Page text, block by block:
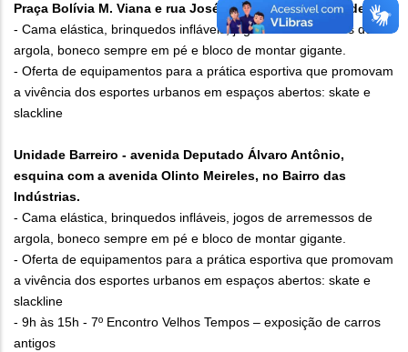
Praça Bolívia M. Viana e rua José Sérgio de Paula, Nordeste
- Cama elástica, brinquedos infláveis, jogos de arremessos de
argola, boneco sempre em pé e bloco de montar gigante.
- Oferta de equipamentos para a prática esportiva que promovam
a vivência dos esportes urbanos em espaços abertos: skate e
slackline
Unidade Barreiro - avenida Deputado Álvaro Antônio,
esquina com a avenida Olinto Meireles, no Bairro das
Indústrias.
- Cama elástica, brinquedos infláveis, jogos de arremessos de
argola, boneco sempre em pé e bloco de montar gigante.
- Oferta de equipamentos para a prática esportiva que promovam
a vivência dos esportes urbanos em espaços abertos: skate e
slackline
- 9h às 15h - 7º Encontro Velhos Tempos – exposição de carros
antigos